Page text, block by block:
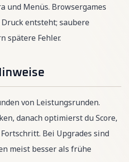
und Menüs. Browsergames
entsteht; saubere
spätere Fehler.
von Leistungsrunden.
danach optimierst du Score,
Bei Upgrades sind
meist besser als frühe